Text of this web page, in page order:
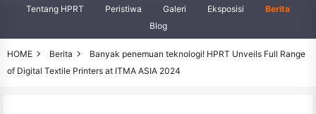
Tentang HPRT Peristiwa Galeri Eksposisi
Berita
Blog
HOME Berita
Banyak penemuan teknologi! HPRT Unveils Full Range
of Digital Textile Printers at ITMA ASIA 2024